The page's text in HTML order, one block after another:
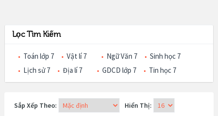
Lọc Tìm Kiếm
Toán lớp 7 Vật lí 7 Ngữ Văn 7
Sinh học 7
Lịch sử 7
Địa lí 7 GDCD lớp 7 Tin học 7
Sắp Xếp Theo: Hiển Thị: